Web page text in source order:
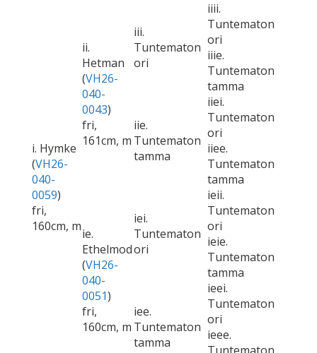
i. Hymke
(VH26-
040-
0059)
fri,
160cm, m
ii.
Hetman
(VH26-
040-
0043)
fri,
161cm, m
iii.
Tuntematon
ori
iiii.
Tuntematon
ori
iiie.
Tuntematon
tamma
iie.
Tuntematon
tamma
iiei.
Tuntematon
ori
iiee.
Tuntematon
tamma
ie.
Ethelmod
(VH26-
040-
0051)
fri,
160cm, m
iei.
Tuntematon
ori
ieii.
Tuntematon
ori
ieie.
Tuntematon
tamma
iee.
Tuntematon
tamma
ieei.
Tuntematon
ori
ieee.